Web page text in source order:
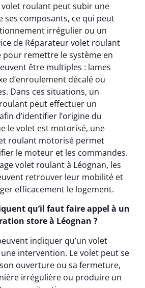
volet roulant peut subir une
ses composants, ce qui peut
irrégulier ou un
de Réparateur volet roulant
remettre le système en
être multiples : lames
d’enroulement décalé ou
Dans ces situations, un
peut effectuer un
d’identifier l’origine du
le volet est motorisé, une
roulant motorisé permet
le moteur et les commandes.
volet roulant à Léognan, les
retrouver leur mobilité et
efficacement le logement.
qu’il faut faire appel à un
store à Léognan ?
indiquer qu’un volet
intervention. Le volet peut se
ouverture ou sa fermeture,
irrégulière ou produire un